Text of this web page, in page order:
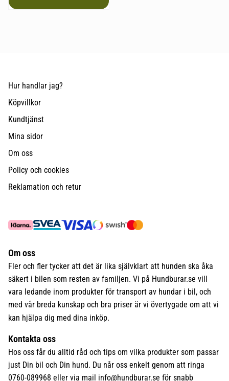
Hur handlar jag?
Köpvillkor
Kundtjänst
Mina sidor
Om oss
Policy och cookies
Reklamation och retur
Om oss
Fler och fler tycker att det är lika självklart att hunden ska åka
säkert i bilen som resten av familjen. Vi på Hundburar.se vill
vara ledande inom produkter för transport av hundar i bil, och
med vår breda kunskap och bra priser är vi övertygade om att vi
kan hjälpa dig med dina inköp.
Kontakta oss
Hos oss får du alltid råd och tips om vilka produkter som passar
just Din bil och Din hund. Du når oss enkelt genom att ringa
0760-089968 eller via mail info@hundburar.se för snabb